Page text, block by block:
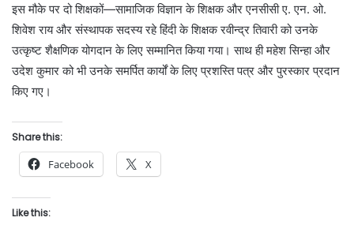
इस मौके पर दो शिक्षकों—सामाजिक विज्ञान के शिक्षक और एनसीसी ए. एन. ओ.
शिवेश राय और संस्थापक सदस्य रहे हिंदी के शिक्षक रवीन्द्र तिवारी को उनके
उत्कृष्ट शैक्षणिक योगदान के लिए सम्मानित किया गया। साथ ही महेश सिन्हा और
उदेश कुमार को भी उनके समर्पित कार्यों के लिए प्रशस्ति पत्र और पुरस्कार प्रदान
किए गए।
Share this:
Facebook X
Like this: